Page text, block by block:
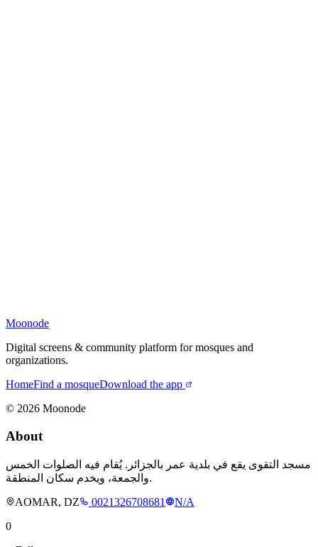
Moonode
Digital screens & community platform for mosques and
organizations.
HomeFind a mosqueDownload the app
© 2026 Moonode
About
مسجد التقوى يقع في بلدية عمر بالجزائر. يُقام فيه الصلوات الخمس
والجمعة، ويخدم سكان المنطقة.
AOMAR, DZ
0021326708681
N/A
0